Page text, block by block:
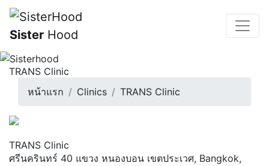
Sister Hood
TRANS Clinic
หน้าแรก
Clinics TRANS Clinic
TRANS Clinic
ศรีนครินทร์ 40 แขวง หนองบอน เขตประเวศ, Bangkok,